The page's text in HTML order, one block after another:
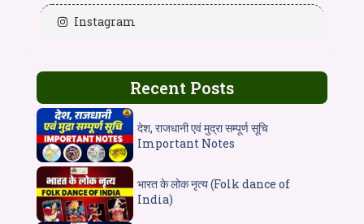
Instagram
Recent Posts
देश, राजधानी एवं मुद्रा सम्पूर्ण सूचि
Important Notes
भारत के लोक नृत्य (Folk dance of
India)